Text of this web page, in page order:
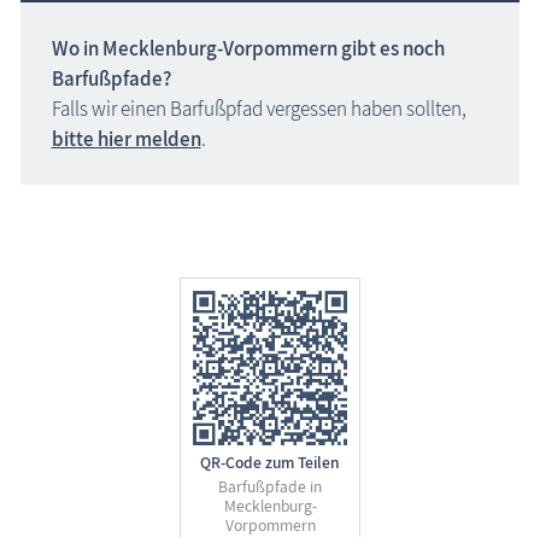
Wo inMecklenburg-Vorpommerngibt es noch
Barfußpfade?
Falls wir einen Barfußpfad vergessen haben sollten,
bitte hier melden.
QR-Code zum Teilen
Barfußpfade in
Mecklenburg-
Vorpommern